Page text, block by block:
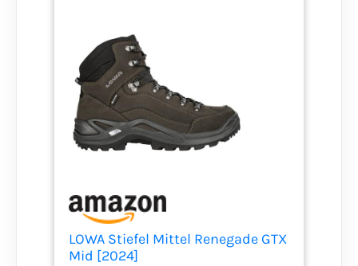
LOWA Stiefel Mittel Renegade GTX
Mid [2024]